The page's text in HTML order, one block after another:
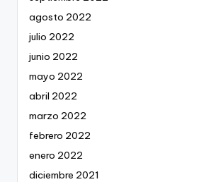
agosto 2022
julio 2022
junio 2022
mayo 2022
abril 2022
marzo 2022
febrero 2022
enero 2022
diciembre 2021